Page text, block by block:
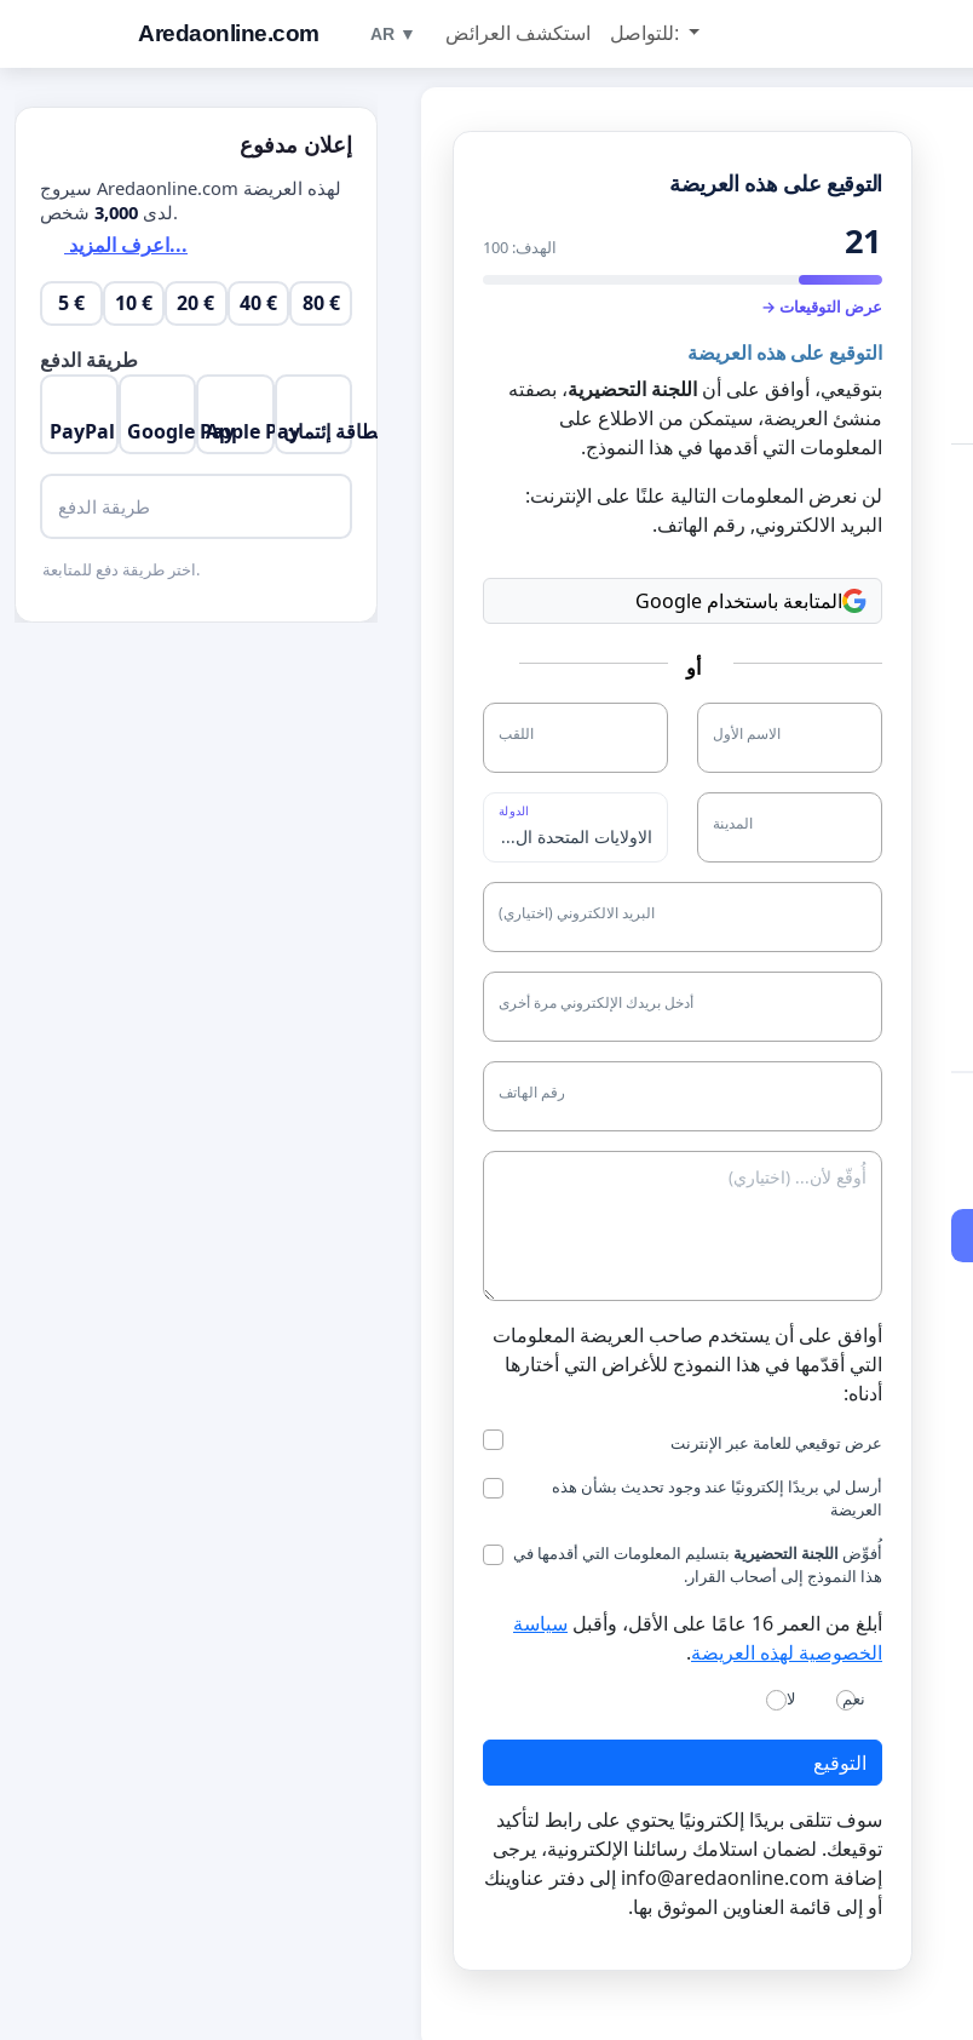
Aredaonline.com AR ▼ استكشف العرائض للتواصل:
التوقيع على هذه العريضة
21 الهدف: 100
عرض التوقيعات →
التوقيع على هذه العريضة
بتوقيعي، أوافق على أن اللجنة التحضيرية، بصفته
منشئ العريضة، سيتمكن من الاطلاع على
المعلومات التي أقدمها في هذا النموذج.
لن نعرض المعلومات التالية علنًا على الإنترنت:
البريد الالكتروني, رقم الهاتف.
المتابعة باستخدام Google
أو
الاسم الأول اللقب
المدينة
الدولة
البريد الالكتروني (اختياري)
أدخل بريدك الإلكتروني مرة أخرى
رقم الهاتف
أوافق على أن يستخدم صاحب العريضة المعلومات
التي أقدّمها في هذا النموذج للأغراض التي أختارها
أدناه:
عرض توقيعي للعامة عبر الإنترنت
أرسل لي بريدًا إلكترونيًا عند وجود تحديث بشأن هذه
العريضة
أُفوِّض اللجنة التحضيرية بتسليم المعلومات التي أقدمها في
هذا النموذج إلى أصحاب القرار.
أبلغ من العمر 16 عامًا على الأقل، وأقبل
سياسة
الخصوصية لهذه العريضة.
نعم لا
التوقيع
سوف تتلقى بريدًا إلكترونيًا يحتوي على رابط لتأكيد
توقيعك. لضمان استلامك رسائلنا الإلكترونية، يرجى
إضافة info@aredaonline.com إلى دفتر عناوينك
أو إلى قائمة العناوين الموثوق بها.
إعلان مدفوع
سيروج Aredaonline.com لهذه العريضة
لدى 3,000 شخص.
اعرف المزيد...
5 € 10 € 20 € 40 € 80 €
طريقة الدفع
PayPal Google PayApple Payبطاقة إئتمان
طريقة الدفع
اختر طريقة دفع للمتابعة.